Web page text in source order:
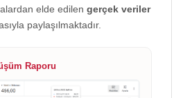
elde edilen gerçek veriler
paylaşılmaktadır.
Raporu